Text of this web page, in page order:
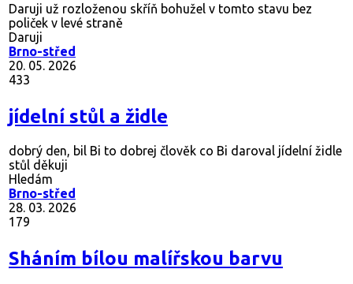
Daruji už rozloženou skříň bohužel v tomto stavu bez
poliček v levé straně
Daruji
Brno-střed
20. 05. 2026
433
jídelní stůl a židle
dobrý den, bil Bi to dobrej člověk co Bi daroval jídelní židle
stůl děkuji
Hledám
Brno-střed
28. 03. 2026
179
Sháním bílou malířskou barvu